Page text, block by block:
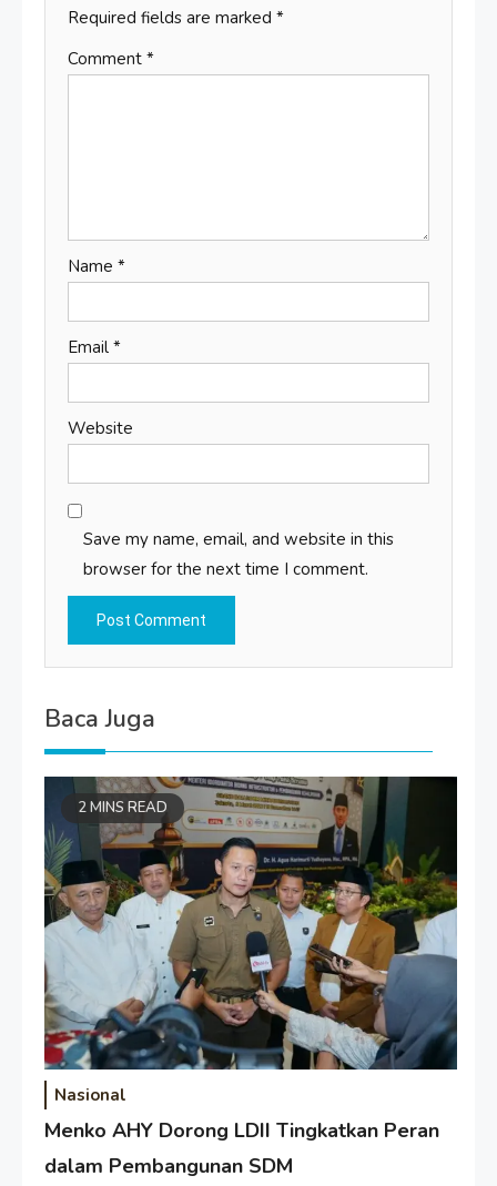
Required fields are marked *
Comment *
Name *
Email *
Website
Save my name, email, and website in this
browser for the next time I comment.
Baca Juga
2 MINS READ
Nasional
Menko AHY Dorong LDII Tingkatkan Peran
dalam Pembangunan SDM